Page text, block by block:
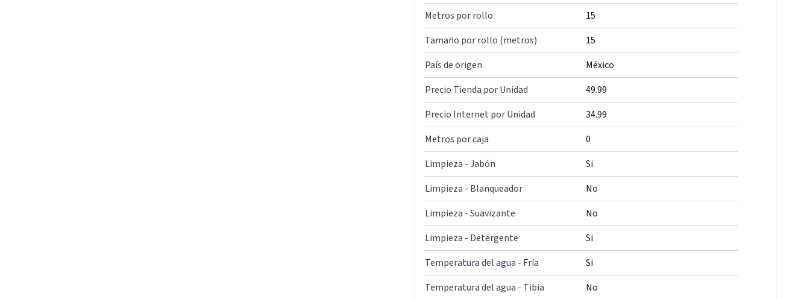
Metros por rollo
15
Tamaño por rollo (metros)
15
País de origen
México
Precio Tienda por Unidad
49.99
Precio Internet por Unidad
34.99
Metros por caja
0
Limpieza - Jabón
Si
Limpieza - Blanqueador
No
Limpieza - Suavizante
No
Limpieza - Detergente
Si
Temperatura del agua - Fría
Si
Temperatura del agua - Tibia
No